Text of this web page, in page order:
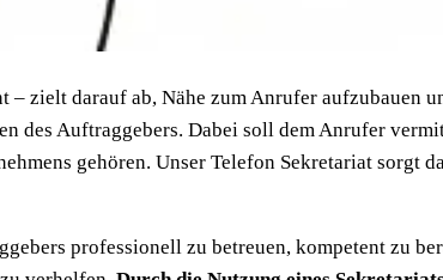
zielt darauf ab, Nähe zum Anrufer aufzubauen
des Auftraggebers. Dabei soll dem Anrufer
gehören. Unser Telefon Sekretariat
professionell zu betreuen, kompetent zu